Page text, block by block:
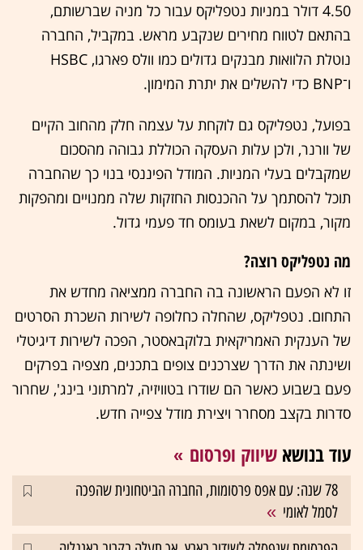
4.50 דולר במניות נטפליקס עבור כל מניה שברשותם,
בהתאם לטווח מחירים שנקבע מראש. במקביל, החברה
נוטלת הלוואות מבנקים גדולים כמו וולס פארגו, HSBC
ו־BNP כדי להשלים את יתרת המימון.
בפועל, נטפליקס גם לוקחת על עצמה חלק מהחוב הקיים
של וורנר, ולכן עלות העסקה הכוללת גבוהה מהסכום
שמקבלים בעלי המניות. המודל הפיננסי בנוי כך שהחברה
תוכל להסתמך על ההכנסות החזקות שלה ממנויים ומהפקות
מקור, במקום לשאת בעומס חד פעמי גדול.
מה נטפליקס רוצה?
זו לא הפעם הראשונה בה החברה ממציאה מחדש את
התחום. נטפליקס, שהחלה כחלופה לשירות השכרת הסרטים
של הענקית האמריקאית בלוקבאסטר, הפכה לשירות דיגיטלי
ושינתה את הדרך שצרכנים צופים בתכנים, מצפיה בפרקים
פעם בשבוע כאשר הם שודרו בטוויזיה, למרתוני בינג', שחרור
סדרות בקצב מסחרר ויצירת מודל צפייה חדש.
עוד בנושא שיווק ופרסום
78 שנה: עם אפס פרסומות, החברה הביטחונית שהפכה
לסמל לאומי